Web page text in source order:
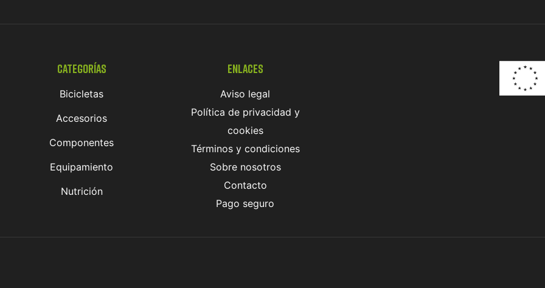
Categorías
Bicicletas
Accesorios
Componentes
Equipamiento
Nutrición
Enlaces
Aviso legal
Política de privacidad y
cookies
Términos y condiciones
Sobre nosotros
Contacto
Pago seguro